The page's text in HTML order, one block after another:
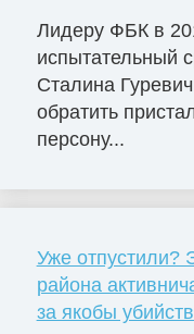
Лидеру ФБК в
испытательный
Сталина
обратить
персону...
Уже отпустили?
района
за якобы